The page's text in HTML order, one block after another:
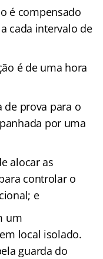
é compensado
cada intervalo de
é de uma hora
de prova para o
por uma
alocar as
controlar o
e
um
local isolado.
guarda do